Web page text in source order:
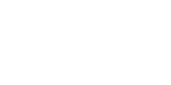
i aktów
zakupowej;
ze
oraz korzysta z pełni praw
za umyślne